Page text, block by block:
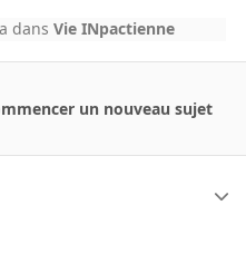
dansVie INpactienne
un nouveau sujet